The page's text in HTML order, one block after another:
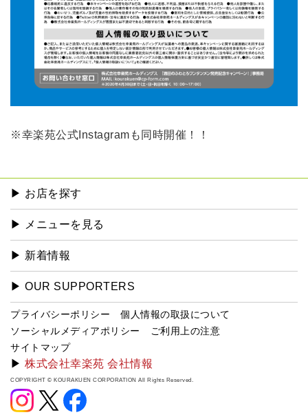
※幸楽苑公式Instagramも同時開催！！
▶︎ お店を探す
▶︎ メニューを見る
▶︎ 新着情報
▶︎ OUR SUPPORTERS
プライバシーポリシー
個人情報の取扱について
ソーシャルメディアポリシー
ご利用上の注意
サイトマップ
▶ 株式会社幸楽苑 会社情報
COPYRIGHT © KOURAKUEN CORPORATION All Rights Reserved.